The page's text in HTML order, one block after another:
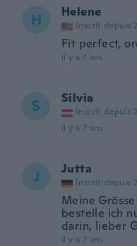
H Helene
Inscrit depuis
Fit perfect,
il y a 7 ans
S Silvia
Inscrit depuis
il y a 7 ans
J Jutta
Inscrit depuis
Meine
bestelle ich
darin, lieber
il y a 7 ans